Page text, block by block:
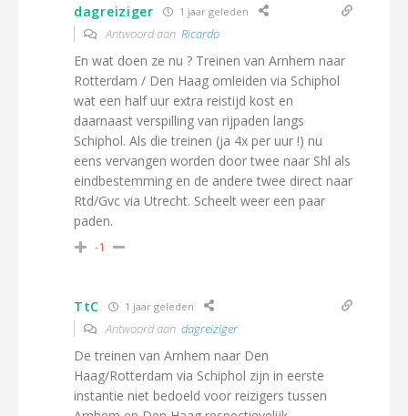
dagreiziger 1 jaar geleden
Antwoord aan Ricardo
En wat doen ze nu ? Treinen van Arnhem naar
Rotterdam / Den Haag omleiden via Schiphol
wat een half uur extra reistijd kost en
daarnaast verspilling van rijpaden langs
Schiphol. Als die treinen (ja 4x per uur !) nu
eens vervangen worden door twee naar Shl als
eindbestemming en de andere twee direct naar
Rtd/Gvc via Utrecht. Scheelt weer een paar
paden.
-1
TtC 1 jaar geleden
Antwoord aan dagreiziger
De treinen van Arnhem naar Den
Haag/Rotterdam via Schiphol zijn in eerste
instantie niet bedoeld voor reizigers tussen